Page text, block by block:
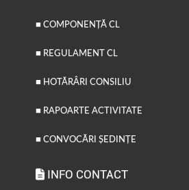
■ COMPONENȚĂ CL
■ REGULAMENT CL
■ HOTĂRÂRI CONSILIU
■ RAPOARTE ACTIVITATE
■ CONVOCĂRI ȘEDINȚE
INFO CONTACT